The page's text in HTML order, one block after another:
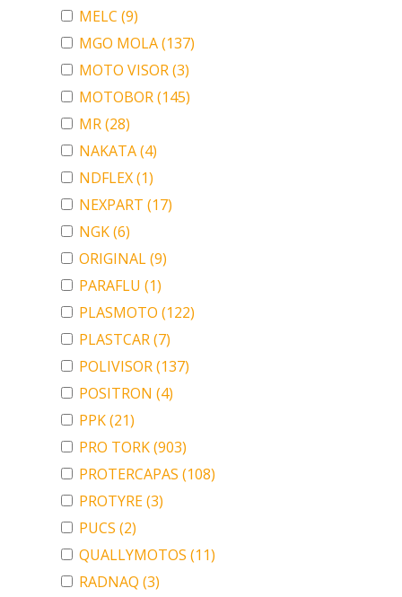
MELC (9)
MGO MOLA(137)
MOTO VISOR(3)
MOTOBOR(145)
MR(28)
NAKATA(4)
NDFLEX(1)
NEXPART (17)
NGK(6)
ORIGINAL(9)
PARAFLU (1)
PLASMOTO (122)
PLASTCAR(7)
POLIVISOR(137)
POSITRON (4)
PPK(21)
PRO TORK(903)
PROTERCAPAS (108)
PROTYRE(3)
PUCS (2)
QUALLYMOTOS (11)
RADNAQ (3)